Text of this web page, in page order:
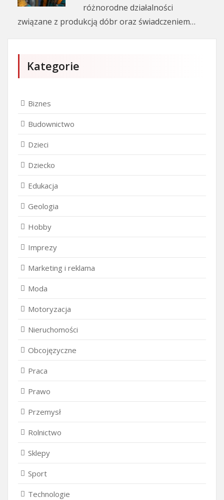
różnorodne działalności
związane z produkcją dóbr oraz świadczeniem…
Kategorie
Biznes
Budownictwo
Dzieci
Dziecko
Edukacja
Geologia
Hobby
Imprezy
Marketing i reklama
Moda
Motoryzacja
Nieruchomości
Obcojęzyczne
Praca
Prawo
Przemysł
Rolnictwo
Sklepy
Sport
Technologie